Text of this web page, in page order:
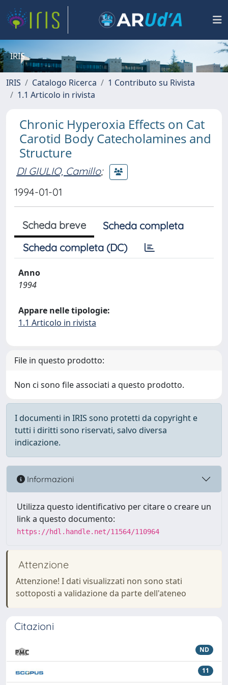
IRIS
IRIS Catalogo Ricerca
1 Contributo su Rivista
1.1 Articolo in rivista
Chronic Hyperoxia Effects on Cat
Carotid Body Catecholamines and
Structure
DI GIULIO, Camillo;
1994-01-01
Scheda breve
Scheda completa
Scheda completa (DC)
Anno
1994
Appare nelle tipologie:
1.1 Articolo in rivista
File in questo prodotto:
Non ci sono file associati a questo prodotto.
I documenti in IRIS sono protetti da copyright e
tutti i diritti sono riservati, salvo diversa
indicazione.
Informazioni
Utilizza questo identificativo per citare o creare un
link a questo documento:
https://hdl.handle.net/11564/110964
Attenzione
Attenzione! I dati visualizzati non sono stati
sottoposti a validazione da parte dell'ateneo
Citazioni
ND
11